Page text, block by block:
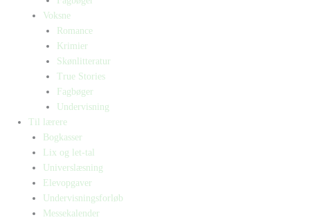
Voksne
Romance
Krimier
Skønlitteratur
True Stories
Fagbøger
Undervisning
Til lærere
Bogkasser
Lix og let-tal
Universlæsning
Elevopgaver
Undervisningsforløb
Messekalender